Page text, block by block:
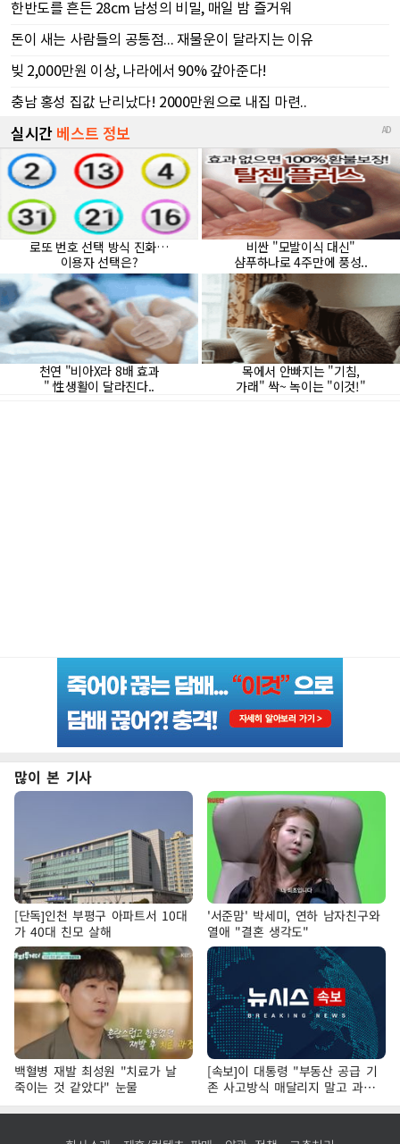
많이 본 기사
[단독]인천 부평구 아파트서 10대
가 40대 친모 살해
'서준맘' 박세미, 연하 남자친구와
열애 "결혼 생각도"
백혈병 재발 최성원 "치료가 날
죽이는 것 같았다" 눈물
[속보]이 대통령 "부동산 공급 기
존 사고방식 매달리지 말고 과감
히 실천"